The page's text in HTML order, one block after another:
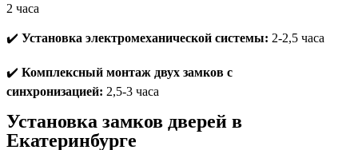
2 часа
✔️ Установка электромеханической системы: 2-2,5 часа
✔️ Комплексный монтаж двух замков с
синхронизацией: 2,5-3 часа
Установка замков дверей в
Екатеринбурге